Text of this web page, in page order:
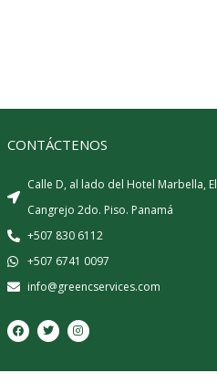
CONTÁCTENOS
Calle D, al lado del Hotel Marbella, El
Cangrejo 2do. Piso. Panamá
+507 830 6112
+507 6741 0097
info@greencservices.com
F
a
c
T
w
i
I
n
s